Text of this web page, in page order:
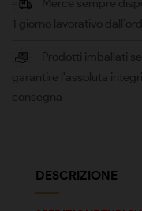
DESCRIZIONE